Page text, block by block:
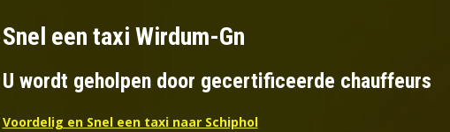
Snel een taxi Wirdum-Gn
U wordt geholpen door gecertificeerde chauffeurs
Voordelig en Snel een taxi naar Schiphol